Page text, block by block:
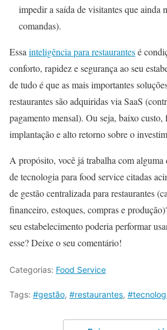
impedir a saída de visitantes que ainda
comandas).
Essa inteligência para restaurantesé
conforto, rapidez e segurança ao seu
de tudo é que as mais importantes
restaurantes são adquiridas via SaaS
pagamento mensal). Ou seja, baixo custo,
implantação e alto retorno sobre o
A propósito, você já trabalha com alguma
de tecnologia para food service citadas
de gestão centralizada para restaurantes
financeiro, estoques, compras e
seu estabelecimento poderia performar
esse? Deixe o seu comentário!
Categorias: Food Service
Tags: #gestão, #restaurantes,